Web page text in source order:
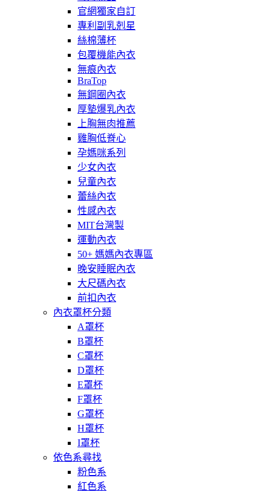
官網獨家自訂
專利副乳剋星
絲棉薄杯
包覆機能內衣
無痕內衣
BraTop
無鋼圈內衣
厚墊爆乳內衣
上胸無肉推薦
雞胸低脊心
孕媽咪系列
少女內衣
兒童內衣
蕾絲內衣
性感內衣
MIT台灣製
運動內衣
50+ 媽媽內衣專區
晚安睡眠內衣
大尺碼內衣
前扣內衣
內衣罩杯分類
A罩杯
B罩杯
C罩杯
D罩杯
E罩杯
F罩杯
G罩杯
H罩杯
I罩杯
依色系尋找
粉色系
紅色系